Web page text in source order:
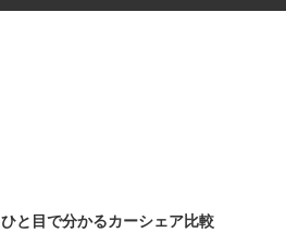
ひと目で分かるカーシェア比較